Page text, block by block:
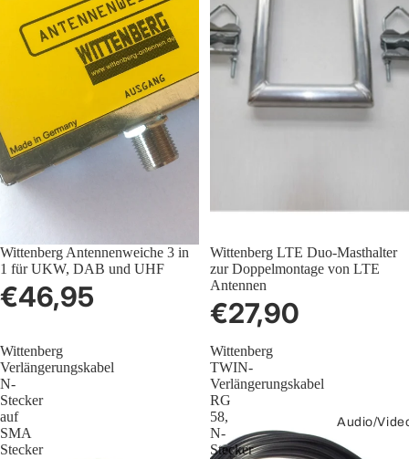
Audio/
Ausverkauft
Wittenberg Antennenweiche 3 in
1 für UKW, DAB und UHF
€46,95
Wittenberg LTE Duo-Masthalter
zur Doppelmontage von LTE
Antennen
€27,90
Wittenberg
Verlängerungskabel
N-
Stecker
auf
SMA
Stecker
Wittenberg
TWIN-
Verlängerungskabel
RG
58,
N-
Stecker